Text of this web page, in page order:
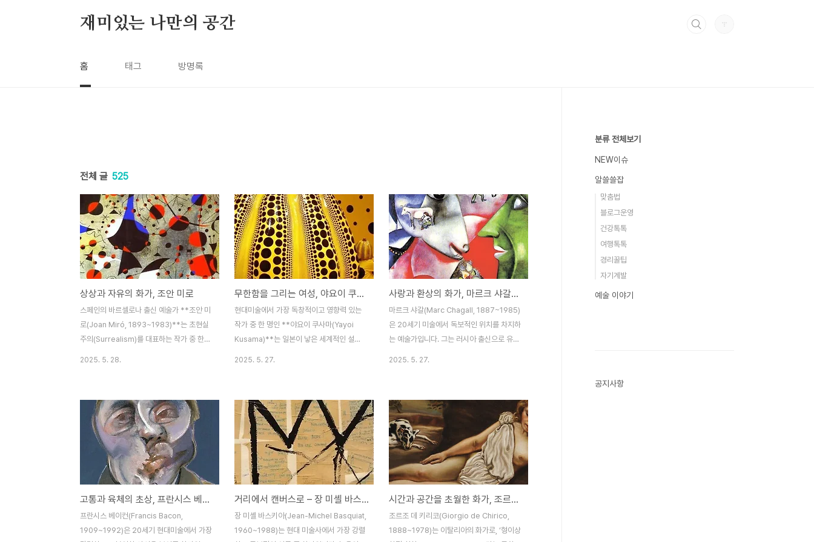
재미있는 나만의 공간
홈 태그 방명록
전체 글 525
상상과 자유의 화가, 조안 미로
스페인의 바르셀로나 출신 예술가 **조안 미
로(Joan Miró, 1893~1983)**는 초현실
주의(Surrealism)를 대표하는 작가 중 한
창조했으며, 20세기 예술사에 길이 남을 유
산을 남겼습니다. 1. 조안 미로의 생애미로는
1893년 스페인 카탈루냐 지방의 바르셀로나
에서 태어났습니다. 어린 시절부터 예술에 관
심이 많았지만, 부모는 그가 안정적인 직업을
갖길 원했습니다. 그는 상업학교를 다니고 회
계사로 일했지만, 정신적 스트레스와 건강 악
화로 병을 앓게 되었고, 결국 예술에 전념하
기로 결심합니다. 1912년 바르셀로나 ..
2025. 5. 28.
무한함을 그리는 여성, 야요이 쿠사마
현대미술에서 가장 독창적이고 영향력 있는
작가 중 한 명인 **야요이 쿠사마(Yayoi
Kusama)**는 일본이 낳은 세계적인 설치
스타 작가입니다. 그녀의 작업은 단순히 시각
적 아름다움에 머무르지 않고, 예술과 정신,
자아와 우주를 연결하는 깊은 철학적 사유를
담고 있습니다.1. 야요이 쿠사마의 생애야요
이 쿠사마는 1929년 일본 마쓰모토에서 태
어났습니다. 어린 시절부터 정신적으로 불안
정한 상태를 겪었고, 자주 환각과 환청을 경
험했다고 합니다. 그녀는 그 불안정한 정신
상태를 견디기 위해 그림을 그리기 시작했고,
2025. 5. 27.
사랑과 환상의 화가, 마르크 샤갈의 예술 세계
마르크 샤갈(Marc Chagall, 1887~1985)
은 20세기 미술에서 독보적인 위치를 차지하
는 예술가입니다. 그는 러시아 출신으로 유대
들과 동물들, 다채로운 색채와 신화적 상징으
로 가득 차 있습니다. 샤갈은 화가이자 시인
이며, 미술을 통해 사랑, 고향, 신앙을 노래한
예술가였습니다.1. 마르크 샤갈의 생애샤갈은
1887년 러시아 제국의 비텝스크에서 유대인
가정의 장남으로 태어났습니다. 그의 가족은
가난했지만, 어린 시절부터 그는 그림에 대한
강한 열망을 보였습니다. 정식으로 미술을 배
울 수 있는 환경은 아니었지만, 샤갈은 독학
2025. 5. 27.
고통과 육체의 초상, 프란시스 베이컨
프란시스 베이컨(Francis Bacon,
1909~1992)은 20세기 현대미술에서 가장
거리에서 캔버스로 – 장 미셸 바스키아, 저항과 자유의 상징
장 미셸 바스키아(Jean-Michel Basquiat,
1960~1988)는 현대 미술사에서 가장 강렬
시간과 공간을 초월한 화가, 조르조 데 키리코
조르조 데 키리코(Giorgio de Chirico,
1888~1978)는 이탈리아의 화가로, ‘형이상
분류 전체보기
NEW이슈
알쓸쓸잡
맞춤법
블로그운영
건강톡톡
여행톡톡
경리꿀팁
자기계발
예술 이야기
공지사항